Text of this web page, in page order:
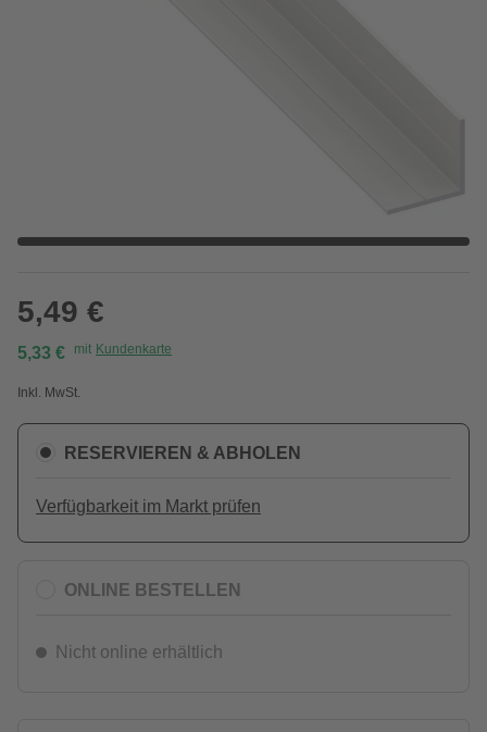
5,49 €
5,33 € mit Kundenkarte
Inkl. MwSt.
RESERVIEREN & ABHOLEN
Verfügbarkeit im Markt prüfen
ONLINE BESTELLEN
Nicht online erhältlich